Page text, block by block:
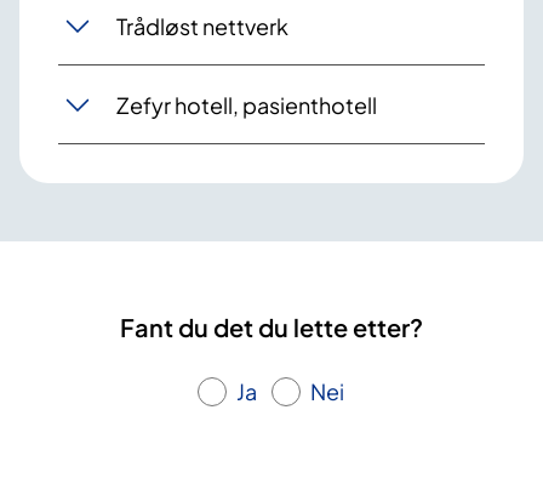
Trådløst nettverk
Zefyr hotell, pasienthotell
Fant du det du lette etter?
Ja Nei